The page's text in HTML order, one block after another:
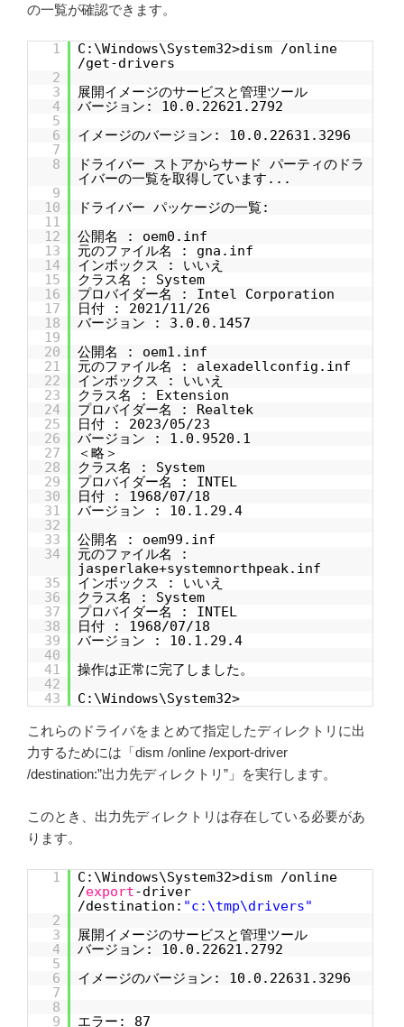
の一覧が確認できます。
1
C:\Windows\System32>dism /online
/get-drivers
2
3
展開イメージのサービスと管理ツール
4
バージョン: 10.0.22621.2792
5
6
イメージのバージョン: 10.0.22631.3296
7
8
ドライバー ストアからサード パーティのドラ
イバーの一覧を取得しています...
9
10
ドライバー パッケージの一覧:
11
12
公開名 : oem0.inf
13
元のファイル名 : gna.inf
14
インボックス : いいえ
15
クラス名 : System
16
プロバイダー名 : Intel Corporation
17
日付 : 2021/11/26
18
バージョン : 3.0.0.1457
19
20
公開名 : oem1.inf
21
元のファイル名 : alexadellconfig.inf
22
インボックス : いいえ
23
クラス名 : Extension
24
プロバイダー名 : Realtek
25
日付 : 2023/05/23
26
バージョン : 1.0.9520.1
27
＜略＞
28
クラス名 : System
29
プロバイダー名 : INTEL
30
日付 : 1968/07/18
31
バージョン : 10.1.29.4
32
33
公開名 : oem99.inf
34
元のファイル名 :
jasperlake+systemnorthpeak.inf
35
インボックス : いいえ
36
クラス名 : System
37
プロバイダー名 : INTEL
38
日付 : 1968/07/18
39
バージョン : 10.1.29.4
40
41
操作は正常に完了しました。
42
43
C:\Windows\System32>
これらのドライバをまとめて指定したディレクトリに出
力するためには「dism /online /export-driver
/destination:”出力先ディレクトリ”」を実行します。
このとき、出力先ディレクトリは存在している必要があ
ります。
1
C:\Windows\System32>dism /online
/export-driver
/destination: "c:\tmp\drivers"
2
3
展開イメージのサービスと管理ツール
4
バージョン: 10.0.22621.2792
5
6
イメージのバージョン: 10.0.22631.3296
7
8
9
エラー: 87